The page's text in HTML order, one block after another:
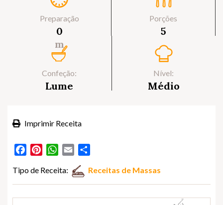
Preparação
0
m
Porções
5
Confeção:
Lume
Nível:
Médio
Imprimir Receita
FacebookPinterestWhatsApp
Email
Tipo de Receita: Receitas de Massas